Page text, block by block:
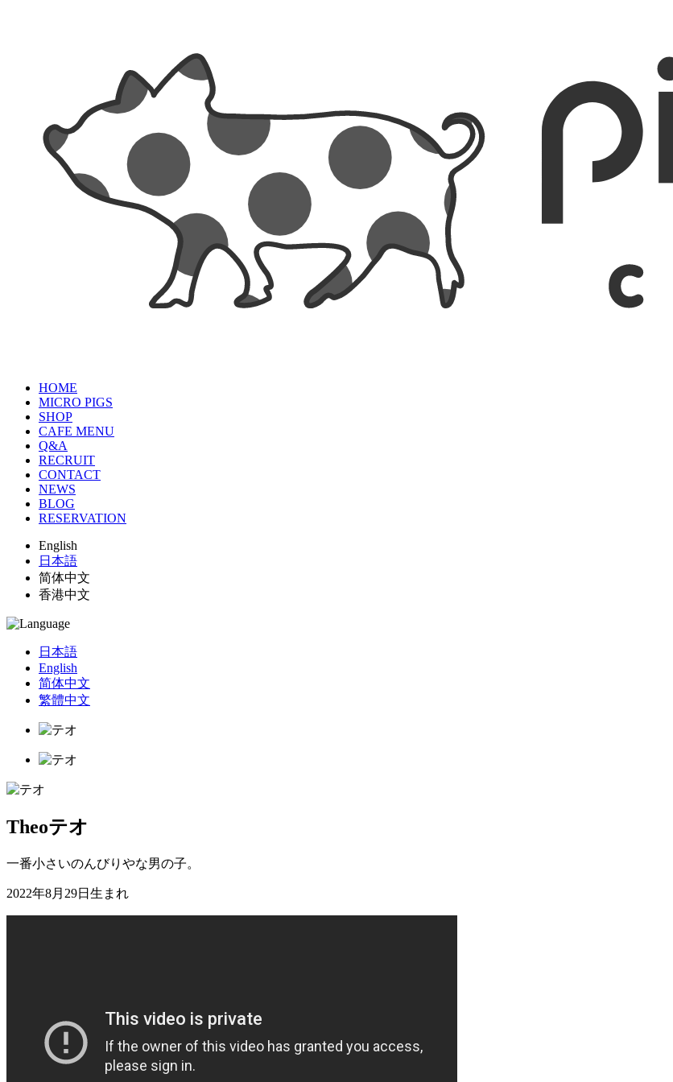
HOME
MICRO PIGS
SHOP
CAFE MENU
Q&A
RECRUIT
CONTACT
NEWS
BLOG
RESERVATION
English
日本語
简体中文
香港中文
日本語
English
简体中文
繁體中文
Theoテオ
一番小さいのんびりやな男の子。
2022年8月29日生まれ